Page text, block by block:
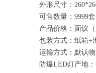
外形尺寸：
可售数量：9999套
产品价格：面议
包装方式：纸箱+
运输方式：默认
防爆LED灯产地